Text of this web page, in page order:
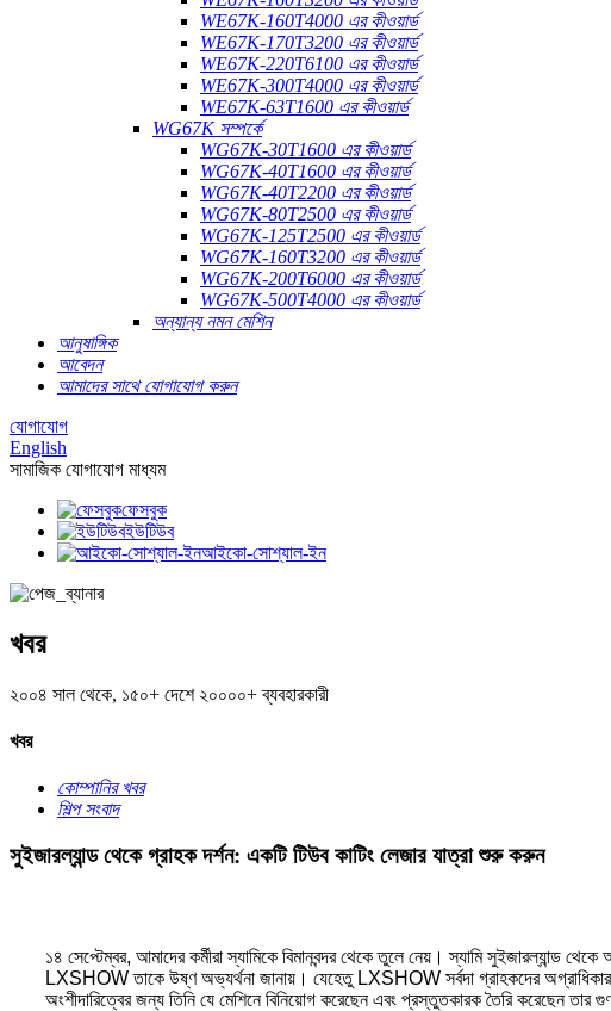
WE67K-160T4000 এর কীওয়ার্ড
WE67K-170T3200 এর কীওয়ার্ড
WE67K-220T6100 এর কীওয়ার্ড
WE67K-300T4000 এর কীওয়ার্ড
WE67K-63T1600 এর কীওয়ার্ড
WG67K সম্পর্কে
WG67K-30T1600 এর কীওয়ার্ড
WG67K-40T1600 এর কীওয়ার্ড
WG67K-40T2200 এর কীওয়ার্ড
WG67K-80T2500 এর কীওয়ার্ড
WG67K-125T2500 এর কীওয়ার্ড
WG67K-160T3200 এর কীওয়ার্ড
WG67K-200T6000 এর কীওয়ার্ড
WG67K-500T4000 এর কীওয়ার্ড
অন্যান্য নমন মেশিন
আনুষাঙ্গিক
আবেদন
আমাদের সাথে যোগাযোগ করুন
যোগাযোগ
English
সামাজিক যোগাযোগ মাধ্যম
ফেসবুক
ইউটিউব
আইকো-সোশ্যাল-ইন
খবর
২০০৪ সাল থেকে, ১৫০+ দেশে ২০০০০+ ব্যবহারকারী
খবর
কোম্পানির খবর
শিল্প সংবাদ
সুইজারল্যান্ড থেকে গ্রাহক দর্শন: একটি টিউব কাটিং লেজার যাত্রা শুরু করুন
১৪ সেপ্টেম্বর, আমাদের কর্মীরা স্যামিকে বিমানবন্দর থেকে তুলে নেয়। স্যামি সুইজারল্যান্ড
LXSHOW তাকে উষ্ণ অভ্যর্থনা জানায়। যেহেতু LXSHOW সর্বদা গ্রাহকদের
অংশীদারিত্বের জন্য তিনি যে মেশিনে বিনিয়োগ করেছেন এবং প্রস্তুতকারক তৈরি করেছেন তার